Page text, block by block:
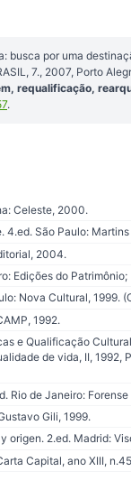
busca por uma
7., 2007, Porto
requalificação,
.
Celeste, 2000.
4.ed. São Paulo:
2004.
Edições do
Nova Cultural, 1999.
1992.
e Qualificação
de vida, II, 1992,
Rio de Janeiro:
Gili, 1999.
origen. 2.ed. Madrid:
Capital, ano XIII,